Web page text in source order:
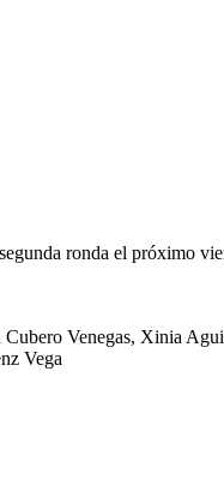
ronda el próximo
Venegas, Xinia
Vega